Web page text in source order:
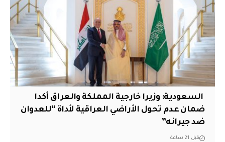
‏ السعودية: وزيرا خارجية المملكة والعراق أكدا
ضمان عدم تحول الأراضي العراقية لأداة “للعدوان
ضد جيرانه”
قبل 21 ساعة